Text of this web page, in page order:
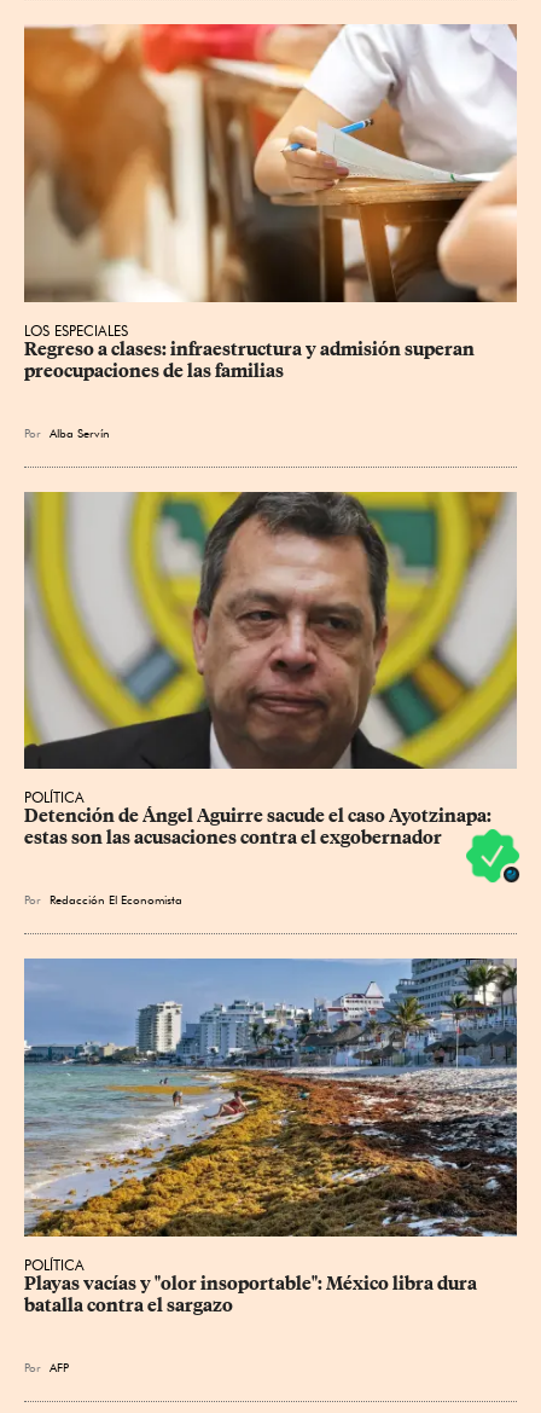
LOS ESPECIALES
Regreso a clases: infraestructura y admisión superan
preocupaciones de las familias
Por Alba Servín
POLÍTICA
Detención de Ángel Aguirre sacude el caso Ayotzinapa:
estas son las acusaciones contra el exgobernador
Por Redacción El Economista
POLÍTICA
Playas vacías y "olor insoportable": México libra dura
batalla contra el sargazo
Por AFP